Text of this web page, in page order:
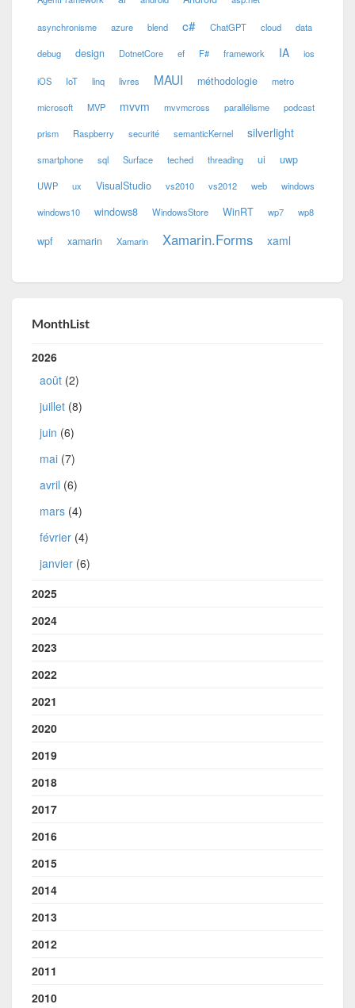
asynchronisme azure blend c# ChatGPT cloud data
debug design DotnetCore ef F# framework IA ios
iOS IoT linq livres MAUI méthodologie metro
microsoft MVP mvvm mvvmcross parallélisme podcast
prism Raspberry securité semanticKernel silverlight
smartphone sql Surface teched threading ui uwp
UWP ux VisualStudio vs2010 vs2012 web windows
windows10 windows8 WindowsStore WinRT wp7 wp8
wpf xamarin Xamarin Xamarin.Forms xaml
MonthList
2026
août (2)
juillet (8)
juin (6)
mai (7)
avril (6)
mars (4)
février (4)
janvier (6)
2025
2024
2023
2022
2021
2020
2019
2018
2017
2016
2015
2014
2013
2012
2011
2010